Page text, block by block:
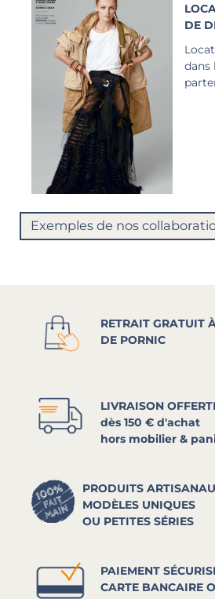
DE
dans
Exemples de nos
RETRAIT GRATUIT
DE PORNIC
LIVRAISON
dès 150 € d'achat
hors mobilier &
PRODUITS
MODÈLES UNIQUES
OU PETITES SÉRIES
PAIEMENT
CARTE BANCAIRE